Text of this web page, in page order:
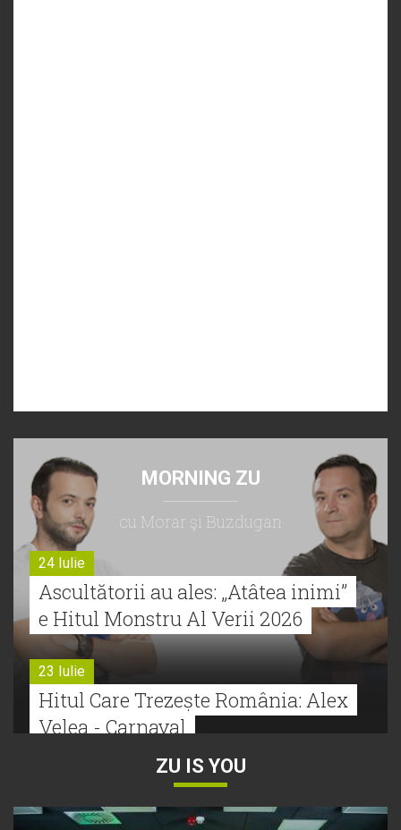
MORNING ZU
cu Morar şi Buzdugan
24 Iulie
Ascultătorii au ales: „Atâtea inimi”
e Hitul Monstru Al Verii 2026
23 Iulie
Hitul Care Trezește România: Alex
Velea - Carnaval
Bătălie strânsă la Hitul Monstru Al
ZU IS YOU